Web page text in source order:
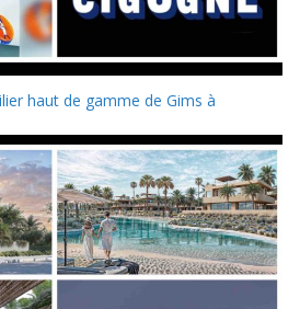
haut de gamme de Gims à